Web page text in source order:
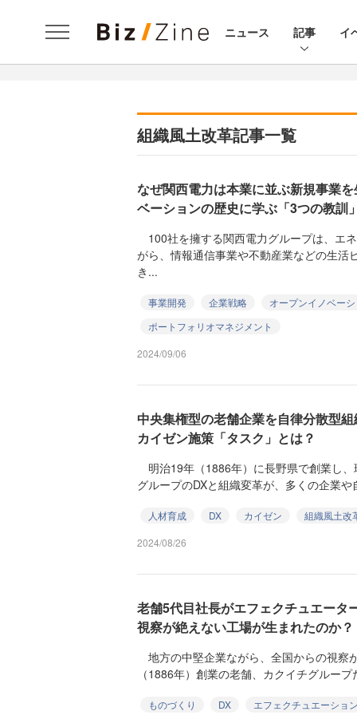
ニュース 記事 イ
組織風土改革記事一覧
なぜ関西電力は本業に並ぶ新規事業
ベーションの歴史に学ぶ「3つの教訓」
100社を擁する関西電力グループは、エ
がら、情報通信事業や不動産業などの生活
き...
事業開発 企業戦略 オープンイノベー
ポートフォリオマネジメント
2024/09/06
中央集権型の老舗企業を自律分散型
カイゼン施策「タスク」とは？
明治19年（1886年）に長野県で創業し
グループのDXと組織変革が、多くの企業
人材育成 DX カイゼン 組織風土改
2024/08/26
老舗5代目社長がエフェクチュエー
視察が絶えない工場が生まれたのか？
地方の中堅企業ながら、全国からの視察
（1886年）創業の老舗、カクイチグルー
ものづくり DX エフェクチュエーション